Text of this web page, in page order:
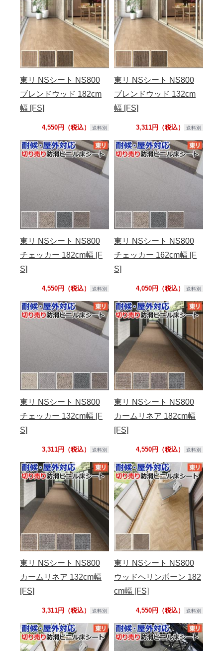
東リ NSシート NS800
ブレンドウッド 182cm
幅 [FS]
4,550円（税込） 送料別
東リ NSシート NS800
ブレンドウッド 132cm
幅 [FS]
3,311円（税込） 送料別
東リ NSシート NS800
チェッカー 182cm幅 [F
S]
4,550円（税込） 送料別
東リ NSシート NS800
チェッカー 162cm幅 [F
S]
4,050円（税込） 送料別
東リ NSシート NS800
チェッカー 132cm幅 [F
S]
3,311円（税込） 送料別
東リ NSシート NS800
カームリネア 182cm幅
[FS]
4,550円（税込） 送料別
東リ NSシート NS800
カームリネア 132cm幅
[FS]
3,311円（税込） 送料別
東リ NSシート NS800
ウッドヘリンボーン 182
cm幅 [FS]
4,550円（税込） 送料別